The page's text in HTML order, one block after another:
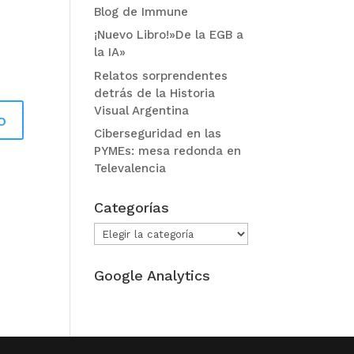
Blog de Immune
¡Nuevo Libro!»De la EGB a
la IA»
Relatos sorprendentes
detrás de la Historia
Visual Argentina
Ciberseguridad en las
PYMEs: mesa redonda en
Televalencia
Categorías
Categorías
Google Analytics